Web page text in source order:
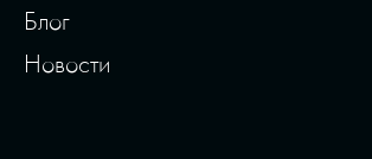
Блог
Новости